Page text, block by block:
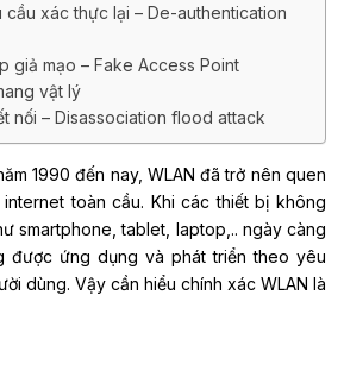
xác thực lại – De-authentication
giả mạo – Fake Access Point
vật lý
nối – Disassociation flood attack
1990 đến nay, WLAN đã trở nên quen
toàn cầu. Khi các thiết bị không
smartphone, tablet, laptop,.. ngày càng
được ứng dụng và phát triển theo yêu
dùng. Vậy cần hiểu chính xác WLAN là